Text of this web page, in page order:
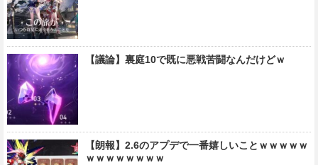
【議論】裏庭10で既に悪戦苦闘なんだけどｗ
【朗報】2.6のアプデで一番嬉しいことｗｗｗｗｗ
ｗｗｗｗｗｗｗｗ